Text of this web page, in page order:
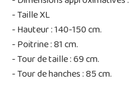
- Taille XL
- Hauteur : 140-150 cm.
- Poitrine : 81 cm.
- Tour de taille : 69 cm.
- Tour de hanches : 85 cm.